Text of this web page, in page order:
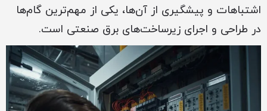
اشتباهات و پیشگیری از آن‌ها، یکی از مهم‌ترین گام‌ها
در طراحی و اجرای زیرساخت‌های برق صنعتی است.